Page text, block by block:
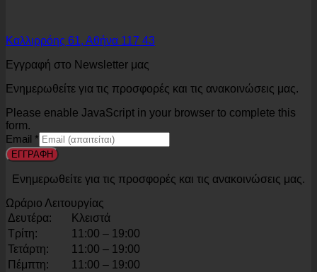
Καλλιρρόης 61, Αθήνα 117 43
Εγγραφή στο Newsletter μας
Ενημερωθείτε για τις προσφορές και τις ανακοινώσεις μας.
Please enable JavaScript in your browser to complete this
form.
Email *
ΕΓΓΡΑΦΗ
Ενημερωθείτε για τις προσφορές και τις ανακοινώσεις μας.
Ωράριο Λειτουργίας
Δευτέρα:
Κλειστά
Τρίτη:
11:00 – 19:00
Τετάρτη:
11:00 – 19:00
Πέμπτη:
11:00 – 19:00